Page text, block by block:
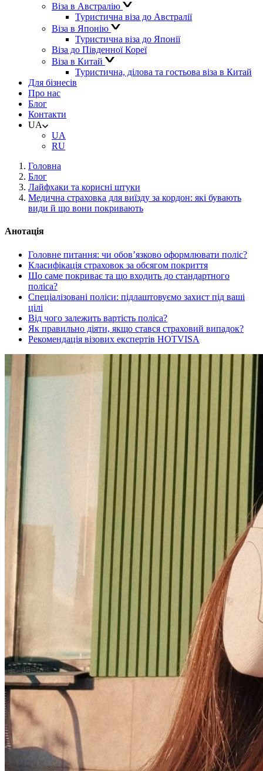
Віза в Австралію
Туристична віза до Австралії
Віза в Японію
Туристична віза до Японії
Віза до Південної Кореї
Віза в Китай
Туристична, ділова та гостьова віза в Китай
Для бізнесів
Про нас
Блог
Контакти
UA
UA
RU
Головна
Блог
Лайфхаки та корисні штуки
Медична страховка для виїзду за кордон: які бувають
види й що вони покривають
Анотація
Головне питання: чи обов’язково оформлювати поліс?
Класифікація страховок за обсягом покриття
Що саме покриває та що входить до стандартного
поліса?
Спеціалізовані поліси: підлаштовуємо захист під ваші
цілі
Від чого залежить вартість поліса?
Як правильно діяти, якщо стався страховий випадок?
Рекомендація візових експертів HOTVISA